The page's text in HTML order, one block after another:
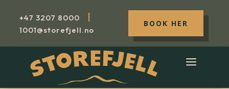
+47 3207 8000 |
1001@storefjell.no
BOOK HER